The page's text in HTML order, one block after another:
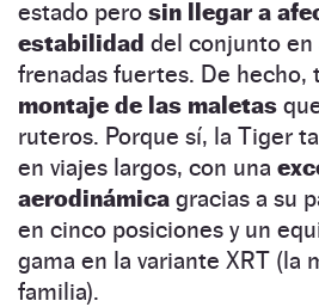
estado pero sin llegar a
estabilidad del conjunto
frenadas fuertes. De hecho,
montaje de las maletas
ruteros. Porque sí, la Tiger
en viajes largos, con una
aerodinámica gracias a su
en cinco posiciones y un
gama en la variante XRT (la
familia).